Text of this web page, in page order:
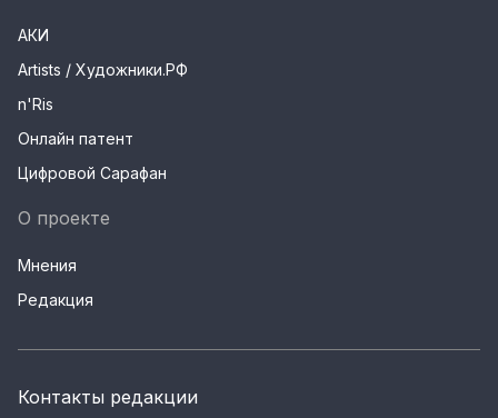
АКИ
Artists / Художники.РФ
n'Ris
Онлайн патент
Цифровой Сарафан
О проекте
Мнения
Редакция
Контакты редакции